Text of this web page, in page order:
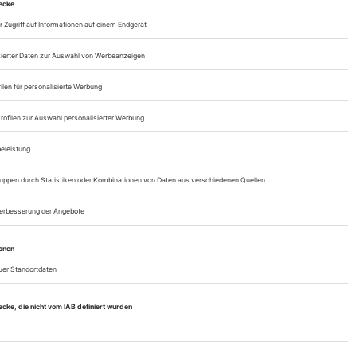
Lesegenuss auf
Zugang zum
Digital-Abo testen